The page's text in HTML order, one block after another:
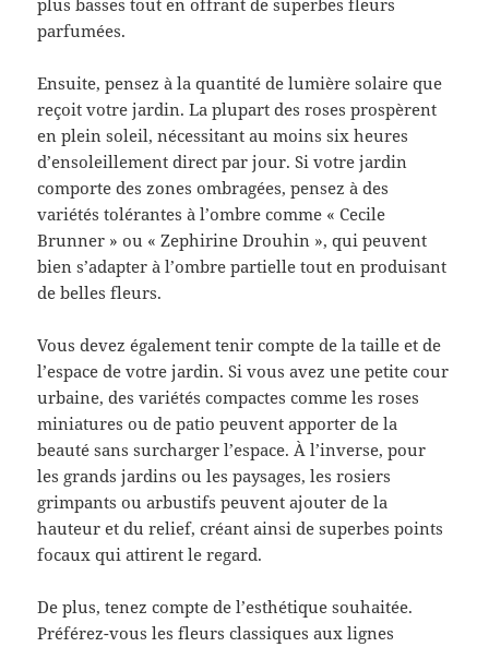
plus basses tout en offrant de superbes fleurs
parfumées.
Ensuite, pensez à la quantité de lumière solaire que
reçoit votre jardin. La plupart des roses prospèrent
en plein soleil, nécessitant au moins six heures
d’ensoleillement direct par jour. Si votre jardin
comporte des zones ombragées, pensez à des
variétés tolérantes à l’ombre comme « Cecile
Brunner » ou « Zephirine Drouhin », qui peuvent
bien s’adapter à l’ombre partielle tout en produisant
de belles fleurs.
Vous devez également tenir compte de la taille et de
l’espace de votre jardin. Si vous avez une petite cour
urbaine, des variétés compactes comme les roses
miniatures ou de patio peuvent apporter de la
beauté sans surcharger l’espace. À l’inverse, pour
les grands jardins ou les paysages, les rosiers
grimpants ou arbustifs peuvent ajouter de la
hauteur et du relief, créant ainsi de superbes points
focaux qui attirent le regard.
De plus, tenez compte de l’esthétique souhaitée.
Préférez-vous les fleurs classiques aux lignes